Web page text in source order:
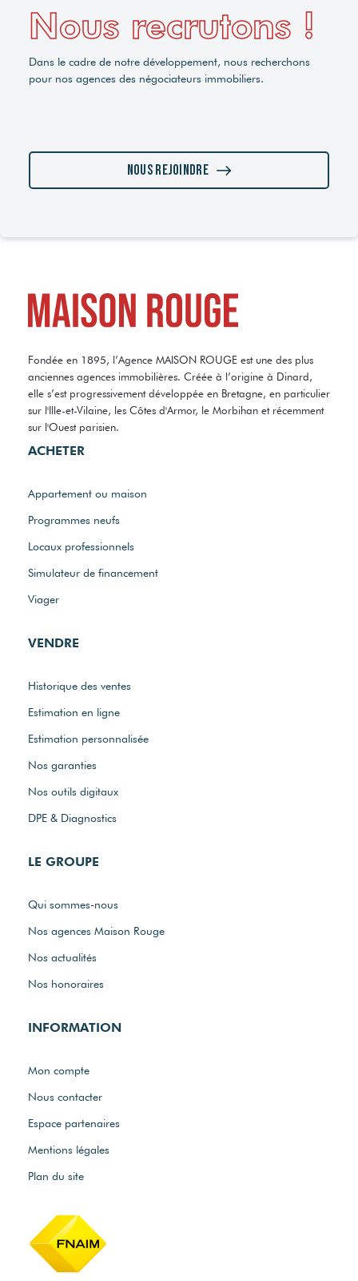
Nous recrutons !
Dans le cadre de notre développement, nous recherchons
pour nos agences des négociateurs immobiliers.
Nous rejoindre
Fondée en 1895, l’Agence MAISON ROUGE est une des plus
anciennes agences immobilières. Créée à l’origine à Dinard,
elle s’est progressivement développée en Bretagne, en particulier
sur l'Ille-et-Vilaine, les Côtes d'Armor, le Morbihan et récemment
sur l'Ouest parisien.
ACHETER
Appartement ou maison
Programmes neufs
Locaux professionnels
Simulateur de financement
Viager
VENDRE
Historique des ventes
Estimation en ligne
Estimation personnalisée
Nos garanties
Nos outils digitaux
DPE & Diagnostics
LE GROUPE
Qui sommes-nous
Nos agences Maison Rouge
Nos actualités
Nos honoraires
INFORMATION
Mon compte
Nous contacter
Espace partenaires
Mentions légales
Plan du site